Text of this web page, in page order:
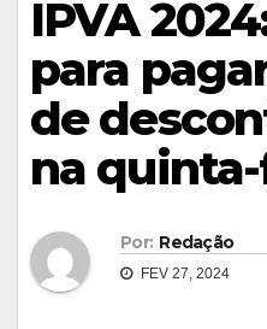
IPVA
para
de
na
Por: Redação
FEV 27, 2024